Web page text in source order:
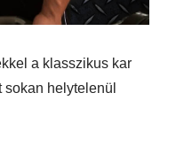
a klasszikus kar
helytelenül